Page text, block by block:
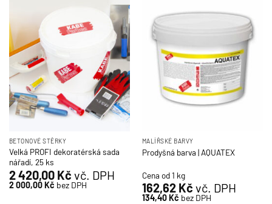
BETONOVÉ STĚRKY
Velká PROFI dekoratérská sada
nářadí, 25 ks
2 420,00 Kč vč. DPH
2 000,00Kč bez DPH
MALÍŘSKÉ BARVY
Prodyšná barva | AQUATEX
Cena od 1 kg
162,62 Kč vč. DPH
134,40Kč bez DPH